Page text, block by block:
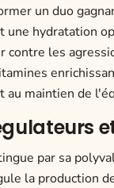
un duo
une hydratation
contre les
au maintien de
par sa
la production